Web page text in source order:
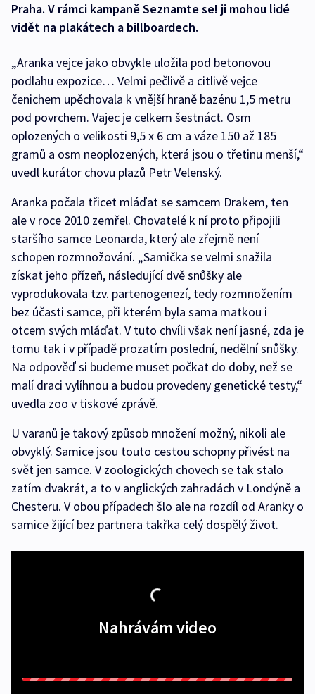
Praha. V rámci kampaně Seznamte se! ji mohou lidé
vidět na plakátech a billboardech.
„Aranka vejce jako obvykle uložila pod betonovou
podlahu expozice… Velmi pečlivě a citlivě vejce
čenichem upěchovala k vnější hraně bazénu 1,5 metru
pod povrchem. Vajec je celkem šestnáct. Osm
oplozených o velikosti 9,5 x 6 cm a váze 150 až 185
gramů a osm neoplozených, která jsou o třetinu menší,“
uvedl kurátor chovu plazů Petr Velenský.
Aranka počala třicet mláďat se samcem Drakem, ten
ale v roce 2010 zemřel. Chovatelé k ní proto připojili
staršího samce Leonarda, který ale zřejmě není
schopen rozmnožování. „Samička se velmi snažila
získat jeho přízeň, následující dvě snůšky ale
vyprodukovala tzv. partenogenezí, tedy rozmnožením
bez účasti samce, při kterém byla sama matkou i
otcem svých mláďat. V tuto chvíli však není jasné, zda je
tomu tak i v případě prozatím poslední, nedělní snůšky.
Na odpověď si budeme muset počkat do doby, než se
malí draci vylíhnou a budou provedeny genetické testy,“
uvedla zoo v tiskové zprávě.
U varanů je takový způsob množení možný, nikoli ale
obvyklý. Samice jsou touto cestou schopny přivést na
svět jen samce. V zoologických chovech se tak stalo
zatím dvakrát, a to v anglických zahradách v Londýně a
Chesteru. V obou případech šlo ale na rozdíl od Aranky o
samice žijící bez partnera takřka celý dospělý život.
Nahrávám video